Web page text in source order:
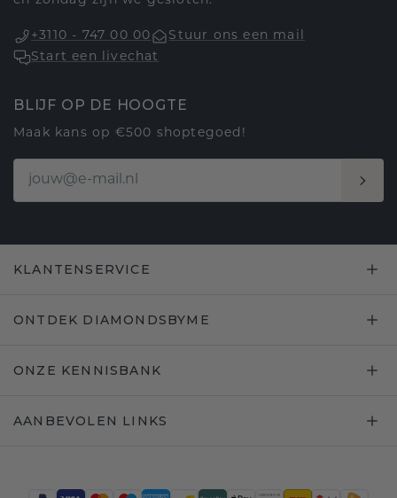
+3110 - 747 00 00
Stuur ons een mail
Start een livechat
BLIJF OP DE HOOGTE
Maak kans op €500 shoptegoed!
KLANTENSERVICE
ONTDEK DIAMONDSBYME
ONZE KENNISBANK
AANBEVOLEN LINKS